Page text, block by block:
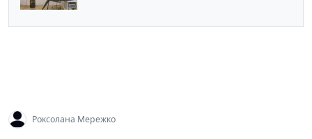
Роксолана Мережко